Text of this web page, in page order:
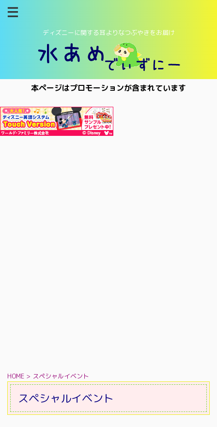
ディズニーに関する耳よりなつぶやきをお届け
本ページはプロモーションが含まれています
HOME > スペシャルイベント
スペシャルイベント